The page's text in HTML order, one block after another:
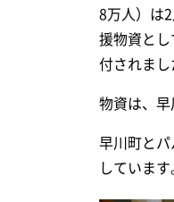
8万人）は
援物資と
付されまし
物資は、早
早川町と
しています